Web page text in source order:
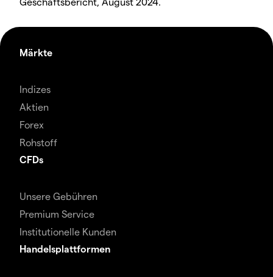
Märkte
Indizes
Aktien
Forex
Rohstoff
CFDs
Unsere Gebühren
Premium Service
Institutionelle Kunden
Handelsplattformen